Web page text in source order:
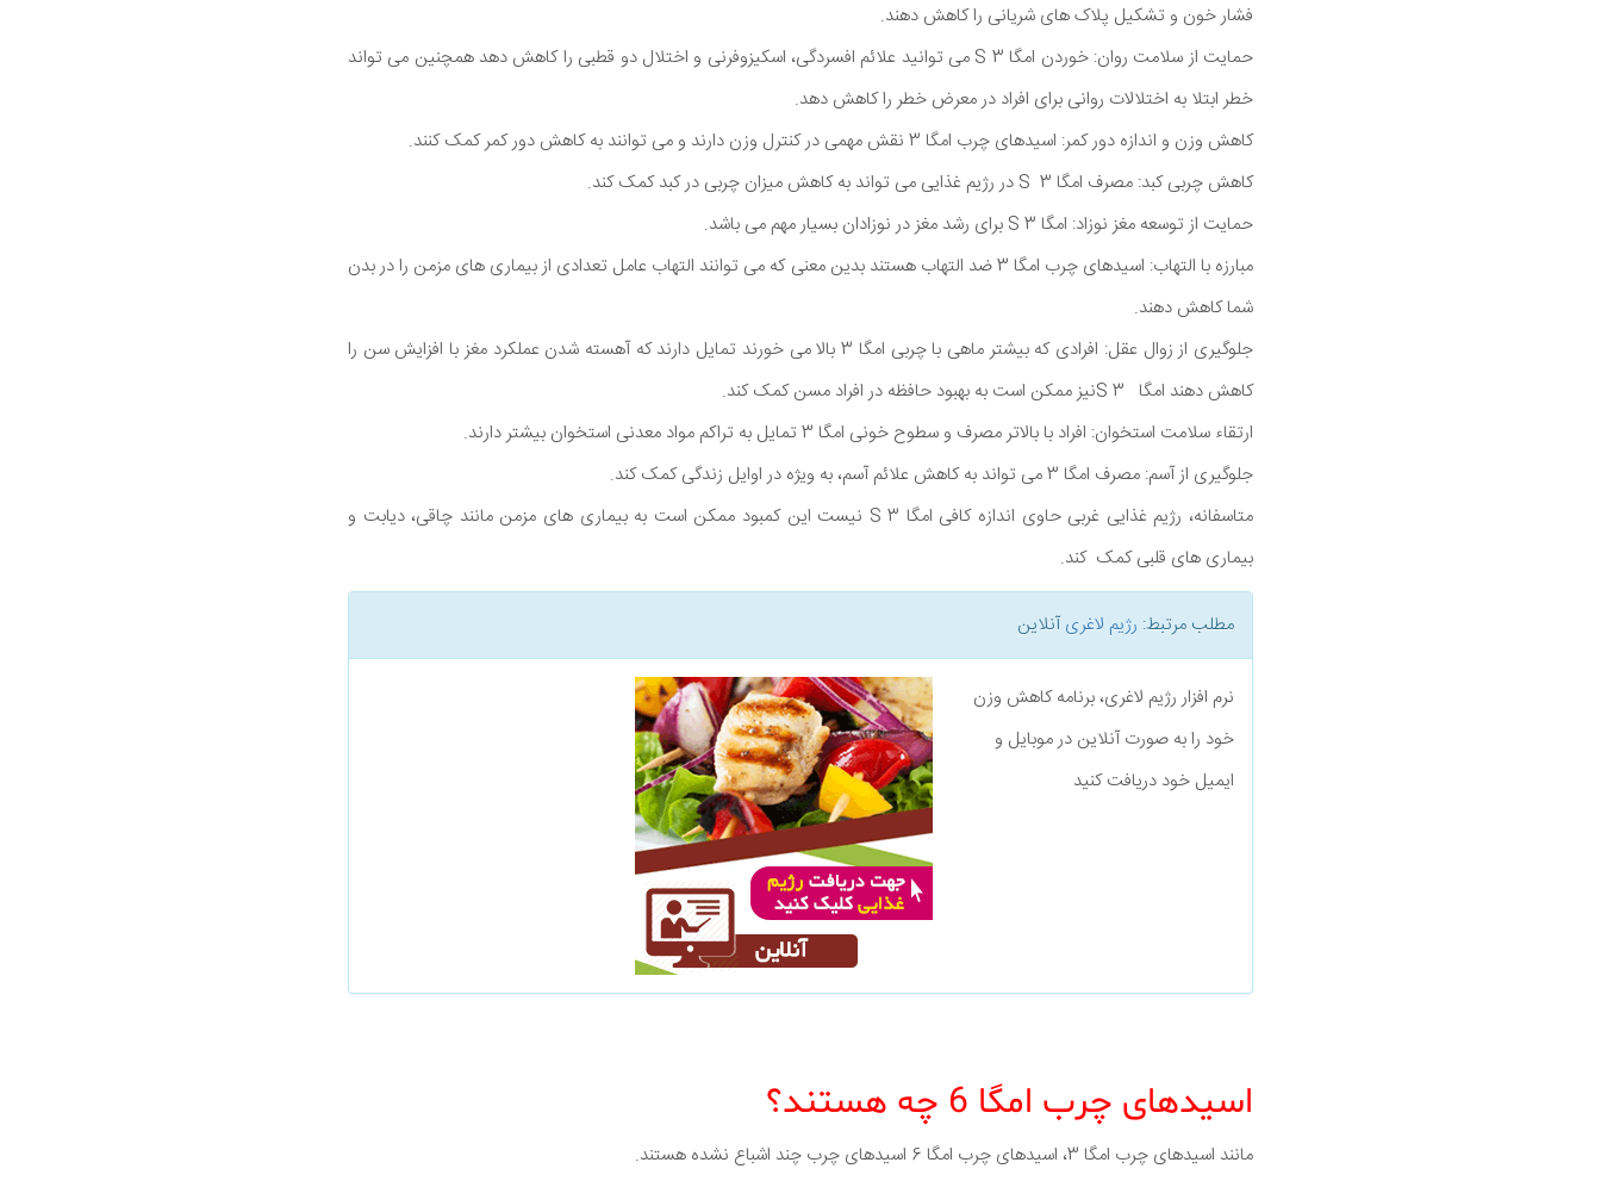
فشار خون و تشکیل پلاک های شریانی را کاهش دهند.
حمایت از سلامت روان: خوردن امگا 3 S می توانید علائم افسردگی، اسکیزوفرنی و اختلال دو قطبی را کاهش دهد همچنین می تواند
خطر ابتلا به اختلالات روانی برای افراد در معرض خطر را کاهش دهد.
کاهش وزن و اندازه دور کمر: اسیدهای چرب امگا 3 نقش مهمی در کنترل وزن دارند و می توانند به کاهش دور کمر کمک کنند.
کاهش چربی کبد: مصرف امگا S 3 در رژیم غذایی می تواند به کاهش میزان چربی در کبد کمک کند.
حمایت از توسعه مغز نوزاد: امگا 3 S برای رشد مغز در نوزادان بسیار مهم می باشد.
مبارزه با التهاب: اسیدهای چرب امگا 3 ضد التهاب هستند بدین معنی که می توانند التهاب عامل تعدادی از بیماری های مزمن را در بدن
شما کاهش دهند.
جلوگیری از زوال عقل: افرادی که بیشتر ماهی با چربی امگا 3 بالا می خورند تمایل دارند که آهسته شدن عملکرد مغز با افزایش سن را
کاهش دهند امگا 3 Sنیز ممکن است به بهبود حافظه در افراد مسن کمک کند.
ارتقاء سلامت استخوان: افراد با بالاتر مصرف و سطوح خونی امگا 3 تمایل به تراکم مواد معدنی استخوان بیشتر دارند.
جلوگیری از آسم: مصرف امگا 3 می تواند به کاهش علائم آسم، به ویژه در اوایل زندگی کمک کند.
متاسفانه، رژیم غذایی غربی حاوی اندازه کافی امگا 3 S نیست این کمبود ممکن است به بیماری های مزمن مانند چاقی، دیابت و
بیماری های قلبی کمک کند.
مطلب مرتبط: رژیم لاغریآنلاین
نرم افزار رژیم لاغری، برنامه کاهش وزن
خود را به صورت آنلاین در موبایل و
ایمیل خود دریافت کنید
اسیدهای چرب امگا 6 چه هستند؟
مانند اسیدهای چرب امگا 3، اسیدهای چرب امگا 6 اسیدهای چرب چند اشباع نشده هستند.